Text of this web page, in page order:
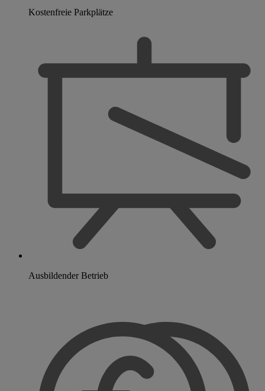
Kostenfreie Parkplätze
Ausbildender Betrieb